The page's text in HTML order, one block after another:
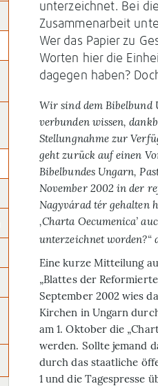
unterzeichnet. Bei
Zusammenarbeit
Wer das Papier zu
Worten hier die
dagegen haben?
Wir sind dem
verbunden wissen,
Stellungnahme zur
geht zurück auf einen
Bibelbundes Ungarn,
November 2002 in der
Nagyvárad tér gehalten
‚Charta Oecumenica’
unterzeichnet worden?“
Eine kurze Mitteilung
„Blattes der
September 2002 wies
Kirchen in Ungarn
am 1. Oktober die
werden. Sollte jemand
durch das staatliche
1 und die Tagespresse